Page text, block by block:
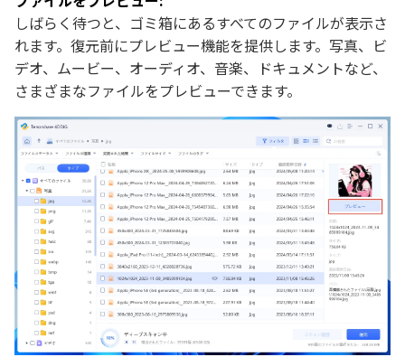
しばらく待つと、ゴミ箱にあるすべてのファイルが表示さ
れます。復元前にプレビュー機能を提供します。写真、ビ
デオ、ムービー、オーディオ、音楽、ドキュメントなど、
さまざまなファイルをプレビューできます。